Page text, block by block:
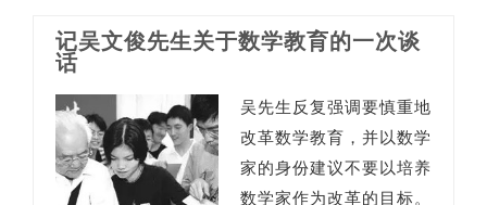
记吴文俊先生关于数学教育的一次谈
话
吴先生反复强调要慎重地
改革数学教育，并以数学
家的身份建议不要以培养
数学家作为改革的目标。